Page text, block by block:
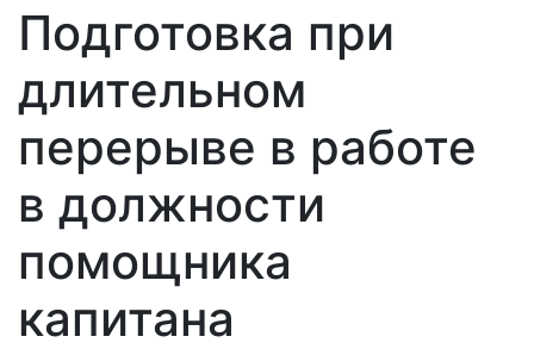
Подготовка при
длительном
перерыве в работе
в должности
помощника
капитана